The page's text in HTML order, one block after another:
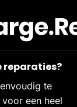
reparaties?
te
een heel